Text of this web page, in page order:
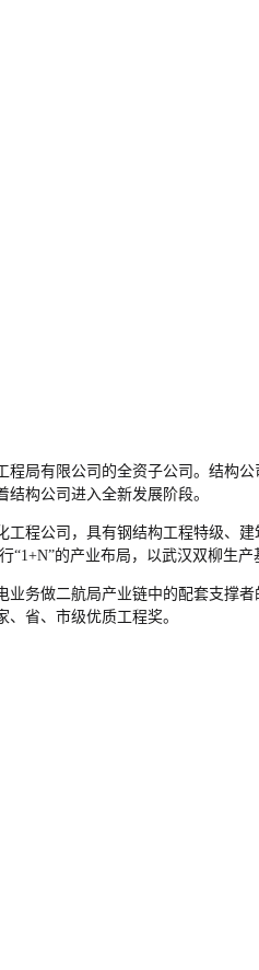
局有限公司的全资子公司。结构
构公司进入全新发展阶段。
程公司，具有钢结构工程特级、
的产业布局，以武汉双柳生
务做二航局产业链中的配套支撑
省、市级优质工程奖。